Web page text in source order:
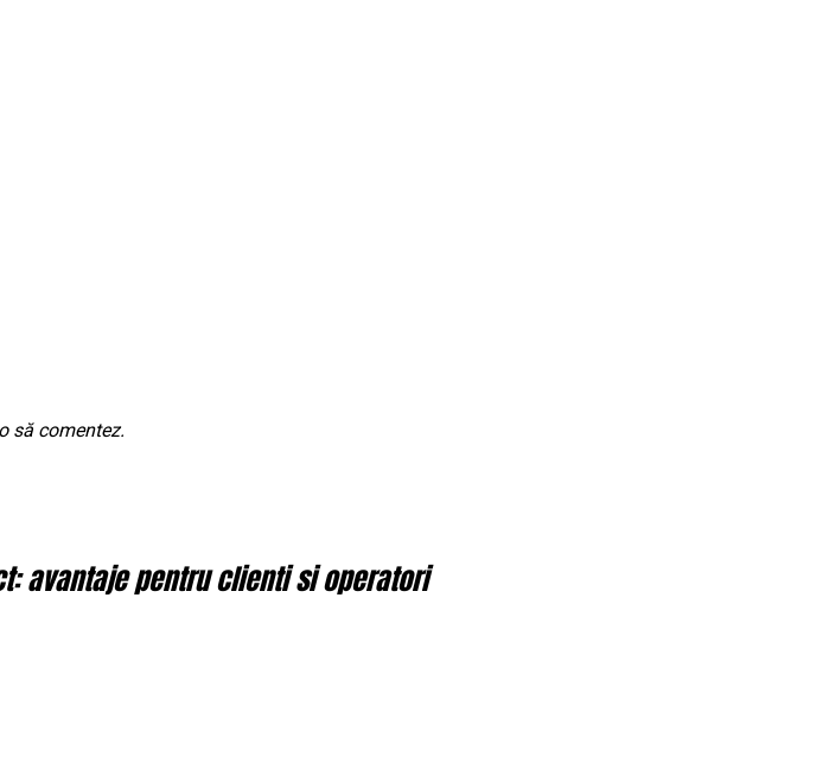
să comentez.
avantaje pentru clienti si operatori